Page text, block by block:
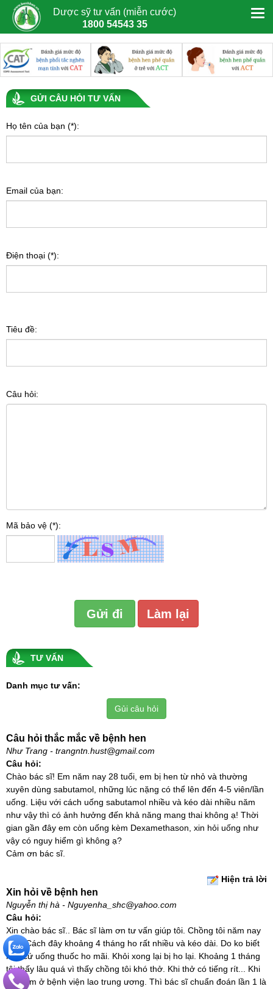
Dược sỹ tư vấn (miễn cước)
1800 54543 35
GỬI CÂU HỎI TƯ VẤN
Họ tên của bạn (*):
Email của bạn:
Điện thoại (*):
Tiêu đề:
Câu hỏi:
Mã bảo vệ (*):
TƯ VẤN
Danh mục tư vấn:
Gủi câu hỏi
Câu hỏi thắc mắc về bệnh hen
Như Trang - trangntn.hust@gmail.com
Câu hỏi:
Chào bác sĩ! Em năm nay 28 tuổi, em bị hen từ nhỏ và thường
xuyên dùng sabutamol, những lúc nặng có thể lên đến 4-5 viên/lần
uống. Liệu với cách uống sabutamol nhiều và kéo dài nhiều năm
như vậy thì có ảnh hưởng đến khả năng mang thai không ạ! Thời
gian gần đây em còn uống kèm Dexamethason, xin hỏi uống như
vậy có nguy hiểm gì không ạ?
Cảm ơn bác sĩ.
Hiện trả lời
Xin hỏi về bệnh hen
Nguyễn thị hà - Nguyenha_shc@yahoo.com
Câu hỏi:
Xin chào bác sĩ.. Bác sĩ làm ơn tư vấn giúp tôi. Chồng tôi năm nay
36t . Cách đây khoảng 4 tháng ho rất nhiều và kéo dài. Do ko biết
nên cứ uống thuốc ho mãi. Khỏi xong lại bị ho lại. Khoảng 1 tháng
tôi thấy lâu quá vì thấy chồng tôi khó thở. Khi thở có tiếng rít... Khi
đi khám ở bệnh viện lao trung ương. Thì bác sĩ chuẩn đoán lần 1 là